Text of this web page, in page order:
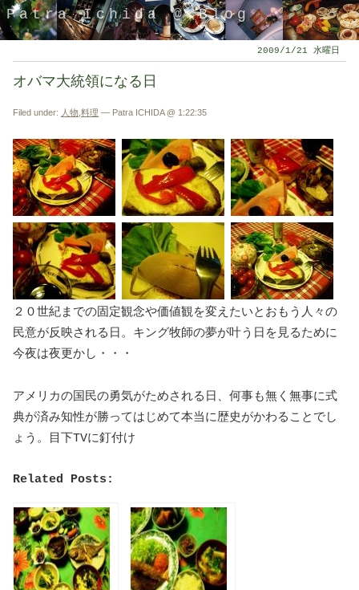
Patra Ichida @ Blog
引退したスタイリストの隠居ブログ
2009/1/21 水曜日
オバマ大統領になる日
Filed under: 人物 料理 — Patra ICHIDA @ 1:22:35
２０世紀までの固定観念や価値観を変えたいとおもう人々の
民意が反映される日。キング牧師の夢が叶う日を見るために
今夜は夜更かし・・・
アメリカの国民の勇気がためされる日、何事も無く無事に式
典が済み知性が勝ってはじめて本当に歴史がかわることでし
ょう。目下TVに釘付け
Related Posts: